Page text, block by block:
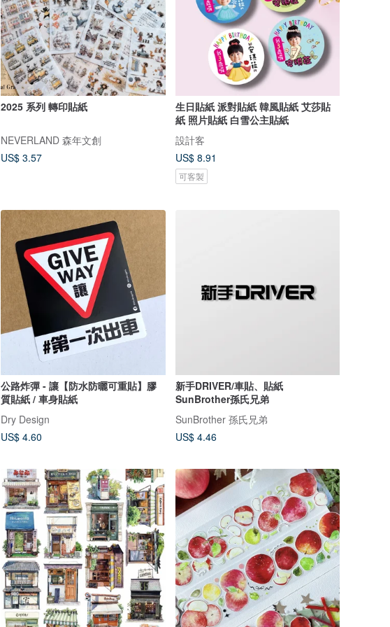
2025 系列 轉印貼紙
NEVERLAND 森年文創
US$ 3.57
生日貼紙 派對貼紙 韓風貼紙 艾莎貼
紙 照片貼紙 白雪公主貼紙
設計客
US$ 8.91
可客製
公路炸彈 - 讓【防水防曬可重貼】膠
質貼紙 / 車身貼紙
Dry Design
US$ 4.60
新手DRIVER/車貼、貼紙
SunBrother孫氏兄弟
SunBrother 孫氏兄弟
US$ 4.46